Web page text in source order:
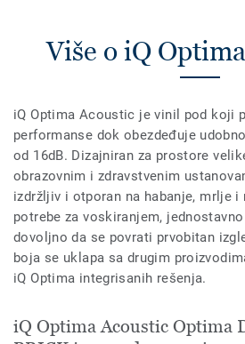
Više o iQ
iQ Optima Acoustic je vinil pod koji
performanse dok obezdeđuje
od 16dB. Dizajniran za prostore
obrazovnim i zdravstvenim
izdržljiv i otporan na habanje, mrlje i
potrebe za voskiranjem,
dovoljno da se povrati prvobitan
boja se uklapa sa drugim
iQ Optima integrisanih rešenja.
iQ Optima Acoustic Optima